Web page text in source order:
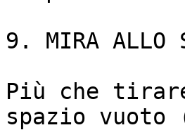
9. MIRA ALLO
Più che
spazio